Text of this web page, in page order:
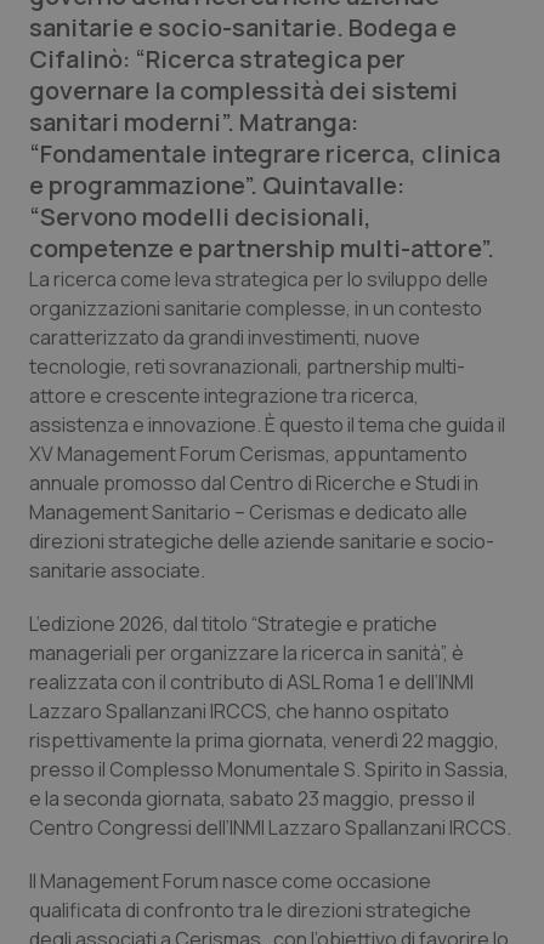
QS Pro
Professionisti Sanitari.AI
Abruzzo
Basilicata
Calabria
Campania
Emilia-Romagna
Friuli Venezia Giulia
Lazio
Lombardia
Marche
Molise
Provincia Autonoma di Bolzano
QS Pro Gold
Artrite & artrosi
Asma & BPCO
Car-T
Colesterolo & coronaropatie
Dermatite Atopica
Diabete & glucometri
Dolore
Donna & Salute
Epatiti
Infezioni & Febbre
QS Club Newsletter
sanitarie e socio-sanitarie. Bodega e
Cifalinò: “Ricerca strategica per
governare la complessità dei sistemi
sanitari moderni”. Matranga:
“Fondamentale integrare ricerca, clinica
e programmazione”. Quintavalle:
“Servono modelli decisionali,
competenze e partnership multi-attore”.
La ricerca come leva strategica per lo sviluppo delle
organizzazioni sanitarie complesse, in un contesto
caratterizzato da grandi investimenti, nuove
tecnologie, reti sovranazionali, partnership multi-
attore e crescente integrazione tra ricerca,
assistenza e innovazione. È questo il tema che guida il
XV Management Forum Cerismas, appuntamento
annuale promosso dal Centro di Ricerche e Studi in
Management Sanitario – Cerismas e dedicato alle
direzioni strategiche delle aziende sanitarie e socio-
sanitarie associate.
L’edizione 2026, dal titolo “Strategie e pratiche
manageriali per organizzare la ricerca in sanità”, è
realizzata con il contributo di ASL Roma 1 e dell’INMI
Lazzaro Spallanzani IRCCS, che hanno ospitato
rispettivamente la prima giornata, venerdì 22 maggio,
presso il Complesso Monumentale S. Spirito in Sassia,
e la seconda giornata, sabato 23 maggio, presso il
Centro Congressi dell’INMI Lazzaro Spallanzani IRCCS.
Il Management Forum nasce come occasione
qualificata di confronto tra le direzioni strategiche